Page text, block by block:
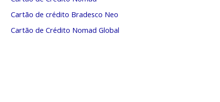
Cartão de crédito Bradesco Neo
Cartão de Crédito Nomad Global